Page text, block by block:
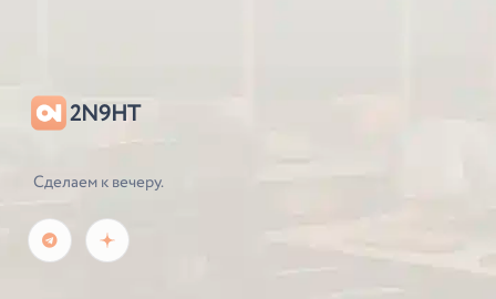
2N9HT
Сделаем к вечеру.